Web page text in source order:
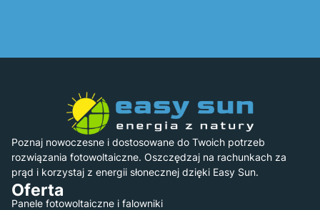
Poznaj nowoczesne i dostosowane do Twoich potrzeb
rozwiązania fotowoltaiczne. Oszczędzaj na rachunkach za
prąd i korzystaj z energii słonecznej dzięki Easy Sun.
Oferta
Panele fotowoltaiczne i falowniki